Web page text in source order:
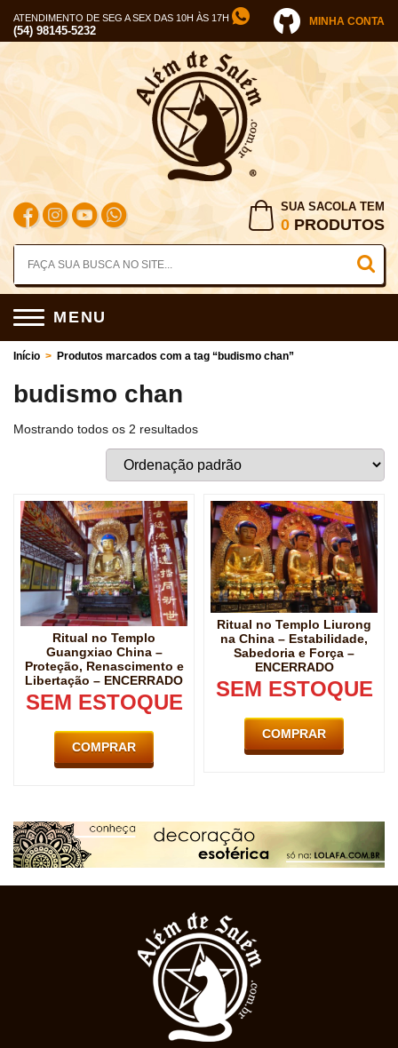
ATENDIMENTO DE SEG A SEX DAS 10H ÀS 17H
(54) 98145-5232
MINHA CONTA
SUA SACOLA TEM
0 PRODUTOS
MENU
Início > Produtos marcados com a tag “budismo chan”
budismo chan
Mostrando todos os 2 resultados
Ritual no Templo
Guangxiao China –
Proteção, Renascimento e
Libertação – ENCERRADO
SEM ESTOQUE
COMPRAR
Ritual no Templo Liurong
na China – Estabilidade,
Sabedoria e Força –
ENCERRADO
SEM ESTOQUE
COMPRAR